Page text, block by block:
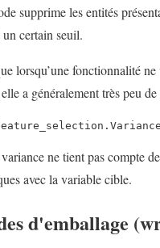
supprime les entités
certain seuil.
lorsqu’une fonctionnalité
a généralement très peu
ne tient pas compte
avec la variable cible.
d'emballage